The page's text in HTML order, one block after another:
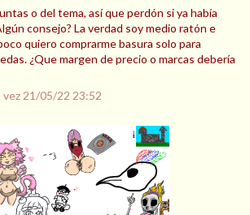
o del tema, así que perdón si ya había
consejo? La verdad soy medio ratón e
quiero comprarme basura solo para
¿Que margen de precio o marcas debería
vez 21/05/22 23:52